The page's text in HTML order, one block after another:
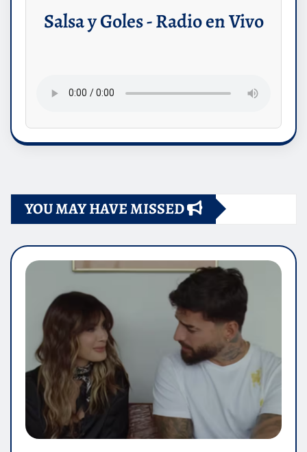
Salsa y Goles - Radio en Vivo
YOU MAY HAVE MISSED